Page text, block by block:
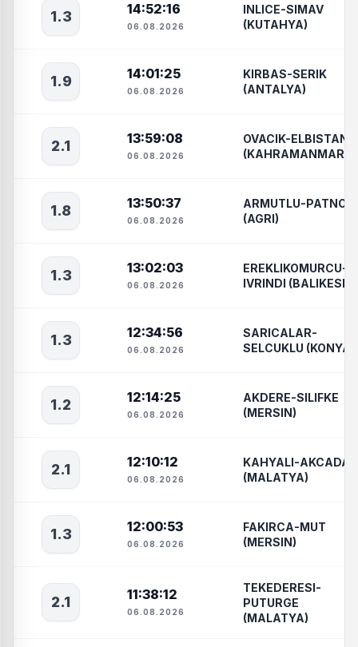
1.3 14:52:16
06.08.2026
INLICE-SIMAV
(KUTAHYA)
1.9 14:01:25
06.08.2026
KIRBAS-SERIK
(ANTALYA)
2.1 13:59:08
06.08.2026
OVACIK-ELBISTAN
1.8 13:50:37
06.08.2026
ARMUTLU-PATNOS
(AGRI)
1.3 13:02:03
06.08.2026
EREKLIKOMURCU-
IVRINDI (BALIKESIR)
1.3 12:34:56
06.08.2026
SARICALAR-
SELCUKLU (KONYA)
1.2 12:14:25
06.08.2026
AKDERE-SILIFKE
(MERSIN)
2.1 12:10:12
06.08.2026
KAHYALI-AKCADAG
(MALATYA)
1.3 12:00:53
06.08.2026
FAKIRCA-MUT
(MERSIN)
2.1 11:38:12
06.08.2026
TEKEDERESI-
PUTURGE
(MALATYA)